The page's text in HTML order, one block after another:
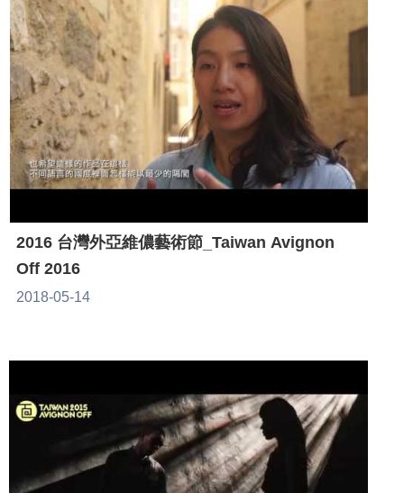
2016 台灣外亞維儂藝術節_Taiwan Avignon
Off 2016
2018-05-14